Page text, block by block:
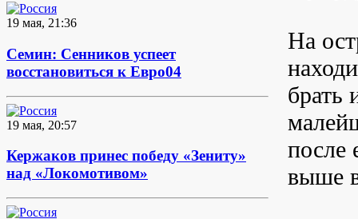
19 мая, 21:36
Семин: Сенников успеет
восстановиться к Евро04
19 мая, 20:57
Кержаков принес победу «Зениту»
над «Локомотивом»
На
брать
после
выше